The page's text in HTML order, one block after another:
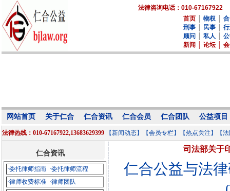
法律咨询电话：010-67167922
首页
物权
刑事
民事
顾问
私人
新闻
论坛
网站首页 关于仁合 仁合资讯 仁合会员 仁合团队 公益项目
法律热线：010-67167922,13683629399 【新闻动态】 【会员专栏】 【热点关注】 【
仁合资讯
·委托律师指南 ·委托律师流程
·律师收费标准 ·律师团队
司法部关于
仁合公益与法